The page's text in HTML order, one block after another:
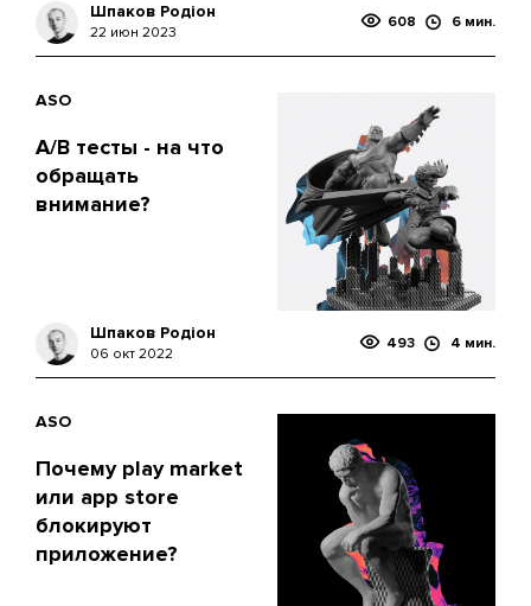
Шпаков Родіон
22 июн 2023
608 6 мин.
ASO
A/B тесты - на что
обращать
внимание?
Шпаков Родіон
06 окт 2022
493 4 мин.
ASO
Почему play market
или app store
блокируют
приложение?